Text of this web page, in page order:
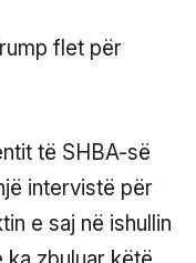
të SHBA-së
intervistë për
e saj në ishullin